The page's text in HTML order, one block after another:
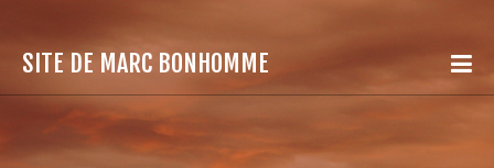
SITE DE MARC BONHOMME